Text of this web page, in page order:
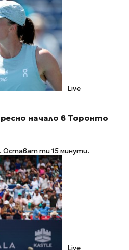
Live
начало в Торонто
Остават ти 15 минути.
Live